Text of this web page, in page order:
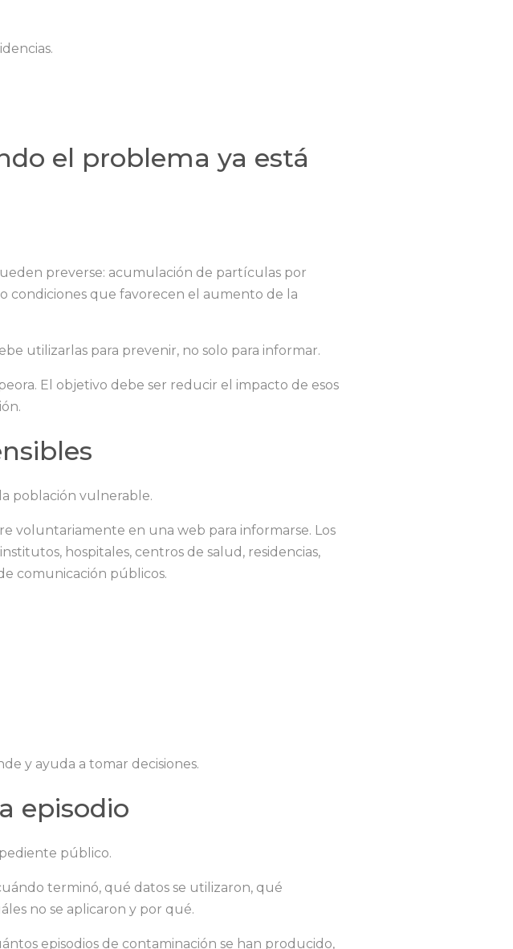
el problema ya está
preverse: acumulación de partículas por
condiciones que favorecen el aumento de la
utilizarlas para prevenir, no solo para informar.
El objetivo debe ser reducir el impacto de esos
población vulnerable.
voluntariamente en una web para informarse. Los
hospitales, centros de salud, residencias,
comunicación públicos.
y ayuda a tomar decisiones.
episodio
público.
terminó, qué datos se utilizaron, qué
no se aplicaron y por qué.
episodios de contaminación se han producido,